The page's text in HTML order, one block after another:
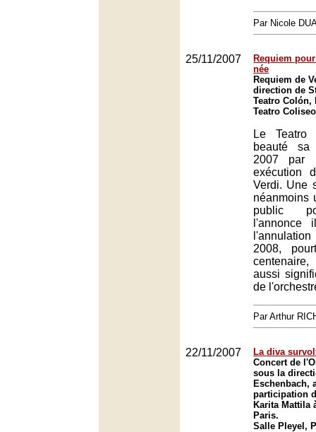
Par Nicole
25/11/2007
Requiem
née
Requiem de
direction de
Teatro Colón,
Teatro
Le
beauté sa
2007 par
exécution
Verdi. Une
néanmoins
public
2008,
aussi
de
Par Arthur
22/11/2007
La diva
Concert de
sous la
Eschenbach,
participation
Karita Mattila
Paris.
Salle Pleyel,